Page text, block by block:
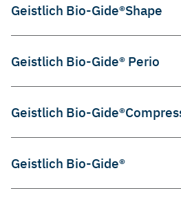
Geistlich Bio-Gide®Shape
Geistlich Bio-Gide® Perio
Geistlich Bio-
Geistlich Bio-Gide®